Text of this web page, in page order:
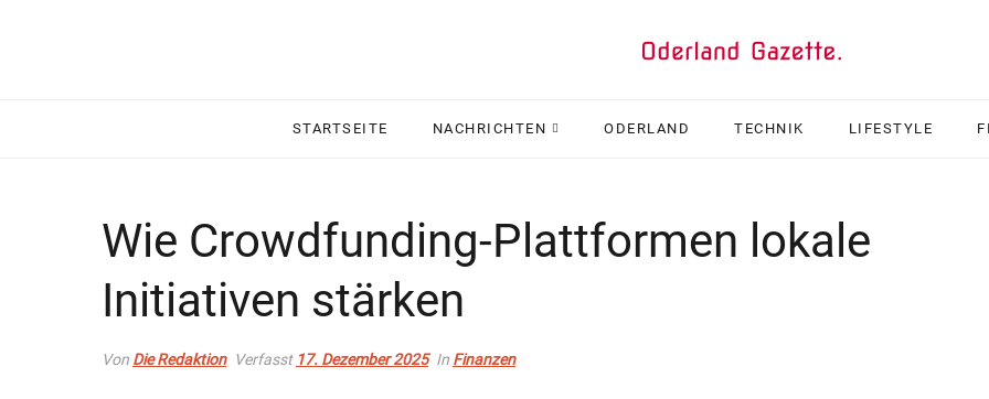
STARTSEITE NACHRICHTEN ODERLAND TECHNIK LIFESTYLE
Wie Crowdfunding-Plattformen lokale
Initiativen stärken
Von Die Redaktion Verfasst 17. Dezember 2025 In Finanzen